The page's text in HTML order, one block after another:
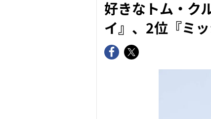
好きなトム・ク
イ』、2位『ミ